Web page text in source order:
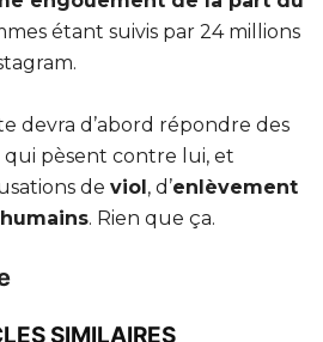
étant suivis par 24 millions
devra d’abord répondre des
qui pèsent contre lui, et
de viol , d’enlèvement
. Rien que ça.
SIMILAIRES